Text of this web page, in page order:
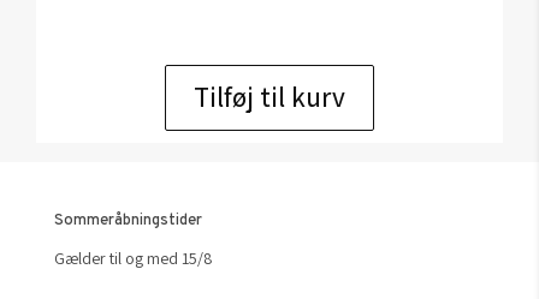
Tilføj til kurv
Sommeråbningstider
Gælder til og med 15/8